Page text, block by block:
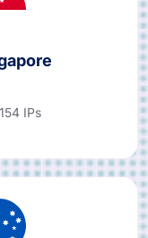
IPs